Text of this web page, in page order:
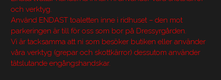
och verktyg.
Använd ENDAST toaletten inne i ridhuset – den mot
parkeringen är till för oss som bor på Dressyrgården.
Vi är tacksamma att ni som besöker butiken eller använder
våra verktyg (grepar och skottkärror) dessutom använder
tätslutande engångshandskar.